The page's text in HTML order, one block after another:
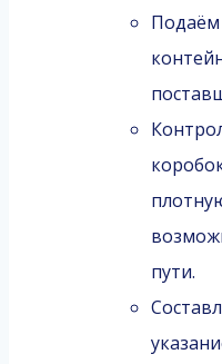
Подаём
пути.